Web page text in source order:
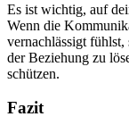
Es ist wichtig, auf
Wenn die
vernachlässigt
der Beziehung zu
schützen.
Fazit